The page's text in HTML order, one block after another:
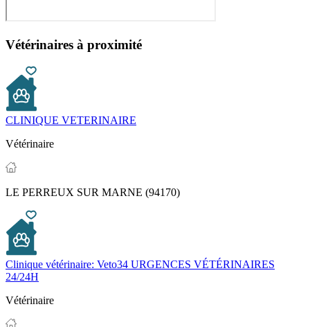
Vétérinaires à proximité
CLINIQUE VETERINAIRE
Vétérinaire
LE PERREUX SUR MARNE (94170)
Clinique vétérinaire: Veto34 URGENCES VÉTÉRINAIRES
24/24H
Vétérinaire